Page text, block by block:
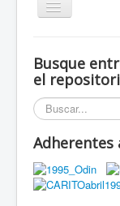
Alternar
Eventos
Miembros de
Documentos
Busque
el
Buscar...
Adherentes